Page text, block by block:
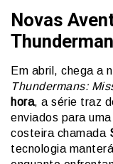
Novas
Em abril, chega a
Thundermans:
hora, a série traz
enviados para
costeira chamada
tecnologia